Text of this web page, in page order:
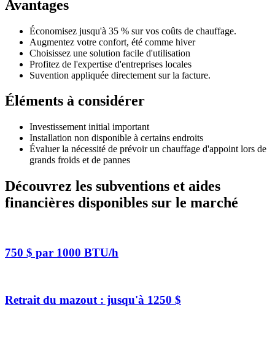
Avantages
Économisez jusqu'à 35 % sur vos coûts de chauffage.
Augmentez votre confort, été comme hiver
Choisissez une solution facile d'utilisation
Profitez de l'expertise d'entreprises locales
Suvention appliquée directement sur la facture.
Éléments à considérer
Investissement initial important
Installation non disponible à certains endroits
Évaluer la nécessité de prévoir un chauffage d'appoint lors de
grands froids et de pannes
Découvrez les subventions et aides
financières disponibles sur le marché
750 $ par 1000 BTU/h
Retrait du mazout : jusqu'à 1250 $